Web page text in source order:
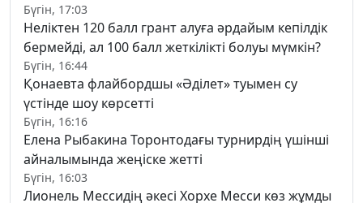
Бүгін, 17:03
Неліктен 120 балл грант алуға әрдайым кепілдік
бермейді, ал 100 балл жеткілікті болуы мүмкін?
Бүгін, 16:44
Қонаевта флайбордшы «Әділет» туымен су
үстінде шоу көрсетті
Бүгін, 16:16
Елена Рыбакина Торонтодағы турнирдің үшінші
айналымында жеңіске жетті
Бүгін, 16:03
Лионель Мессидің әкесі Хорхе Месси көз жұмды